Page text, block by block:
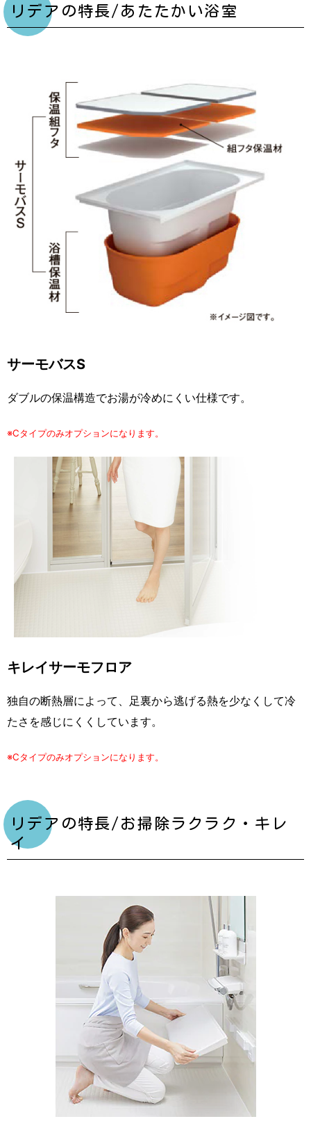
リデアの特長/あたたかい浴室
サーモバスS
ダブルの保温構造でお湯が冷めにくい仕様です。
※Cタイプのみオプションになります。
キレイサーモフロア
独自の断熱層によって、足裏から逃げる熱を少なくして冷
たさを感じにくくしています。
※Cタイプのみオプションになります。
リデアの特長/お掃除ラクラク・キレ
イ